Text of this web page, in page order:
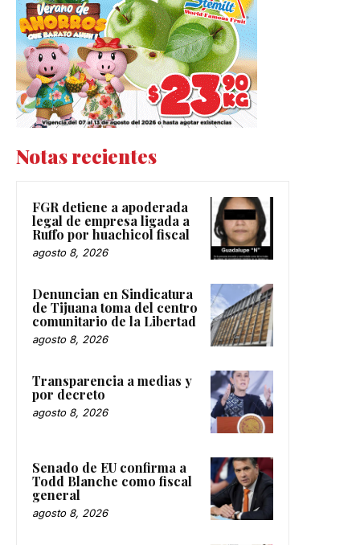
Notas recientes
FGR detiene a apoderada
legal de empresa ligada a
Ruffo por huachicol fiscal
agosto 8, 2026
Denuncian en Sindicatura
de Tijuana toma del centro
comunitario de la Libertad
agosto 8, 2026
Transparencia a medias y
por decreto
agosto 8, 2026
Senado de EU confirma a
Todd Blanche como fiscal
general
agosto 8, 2026